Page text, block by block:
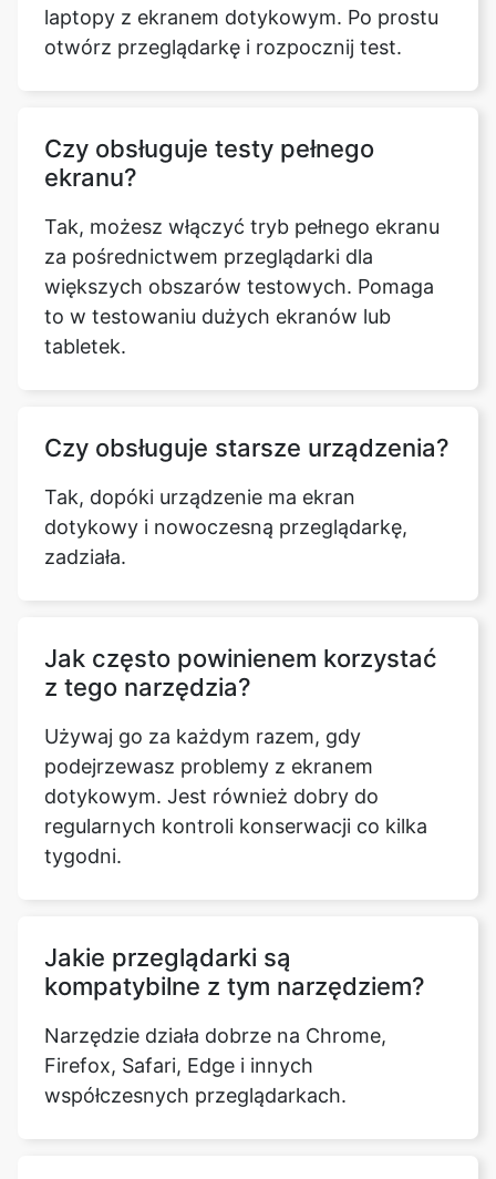
laptopy z ekranem dotykowym. Po prostu
otwórz przeglądarkę i rozpocznij test.
Czy obsługuje testy pełnego
ekranu?
Tak, możesz włączyć tryb pełnego ekranu
za pośrednictwem przeglądarki dla
większych obszarów testowych. Pomaga
to w testowaniu dużych ekranów lub
tabletek.
Czy obsługuje starsze urządzenia?
Tak, dopóki urządzenie ma ekran
dotykowy i nowoczesną przeglądarkę,
zadziała.
Jak często powinienem korzystać
z tego narzędzia?
Używaj go za każdym razem, gdy
podejrzewasz problemy z ekranem
dotykowym. Jest również dobry do
regularnych kontroli konserwacji co kilka
tygodni.
Jakie przeglądarki są
kompatybilne z tym narzędziem?
Narzędzie działa dobrze na Chrome,
Firefox, Safari, Edge i innych
współczesnych przeglądarkach.